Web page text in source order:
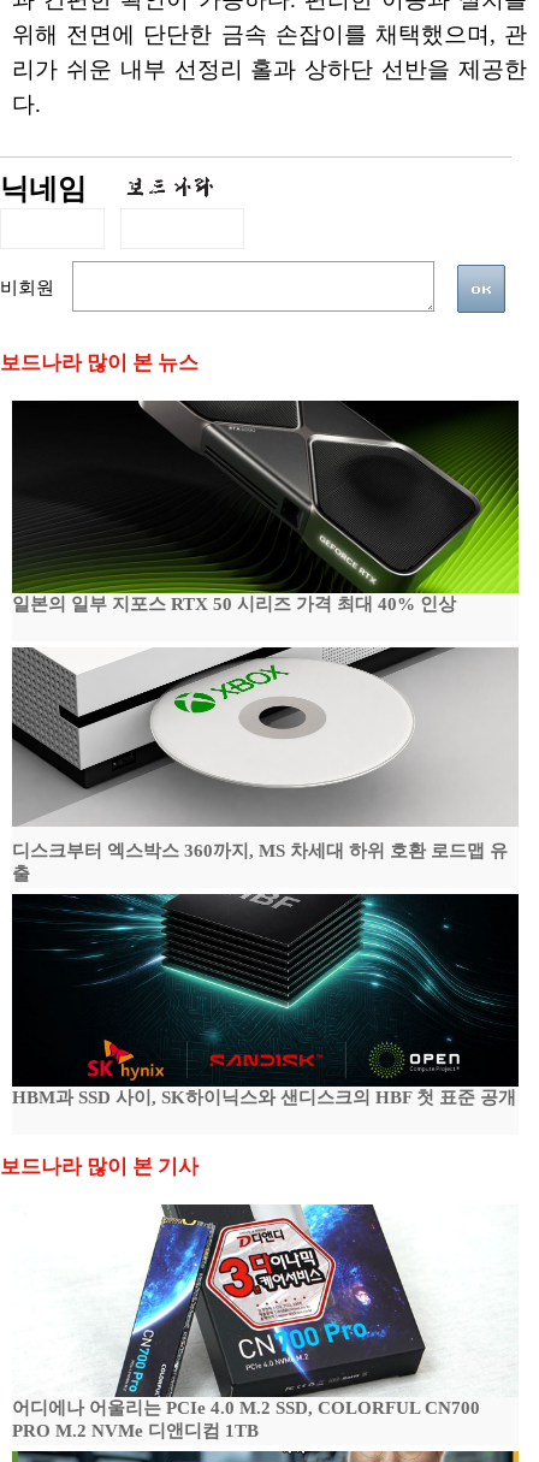
위해 전면에 단단한 금속 손잡이를 채택했으며, 관
리가 쉬운 내부 선정리 홀과 상하단 선반을 제공한
다.
닉네임
비회원
보드나라 많이 본 뉴스
일본의 일부 지포스 RTX 50 시리즈 가격 최대 40% 인상
디스크부터 엑스박스 360까지, MS 차세대 하위 호환 로드맵 유
출
HBM과 SSD 사이, SK하이닉스와 샌디스크의 HBF 첫 표준 공개
보드나라 많이 본 기사
어디에나 어울리는 PCIe 4.0 M.2 SSD, COLORFUL CN700
PRO M.2 NVMe 디앤디컴 1TB